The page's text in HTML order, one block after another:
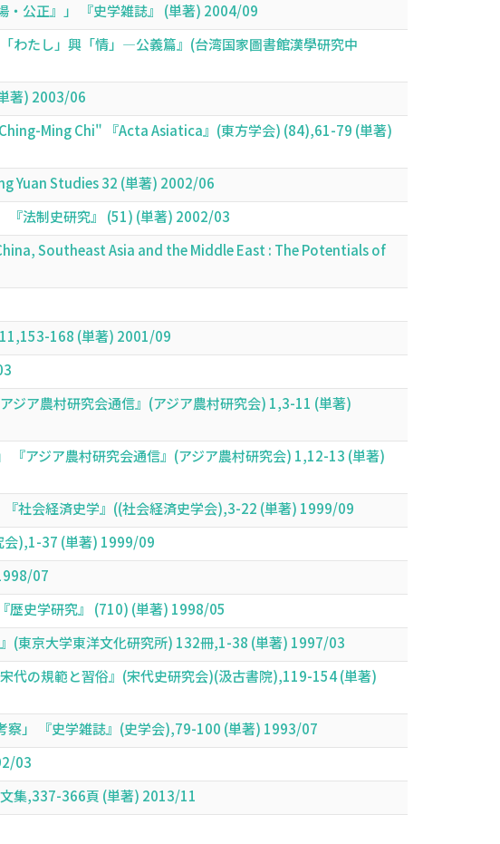
公正』」 『史学雑誌』 (単著) 2004/09
わたし」興「情」―公義篇』(台湾国家圖書館漢學研究中
著) 2003/06
Ming Chi" 『Acta Asiatica』(東方学会) (84),61-79 (単著)
Yuan Studies 32 (単著) 2002/06
『法制史研究』 (51) (単著) 2002/03
Southeast Asia and the Middle East : The Potentials of
11,153-168 (単著) 2001/09
ジア農村研究会通信』(アジア農村研究会) 1,3-11 (単著)
『アジア農村研究会通信』(アジア農村研究会) 1,12-13 (単著)
『社会経済史学』((社会経済史学会),3-22 (単著) 1999/09
会),1-37 (単著) 1999/09
07
歴史学研究』 (710) (単著) 1998/05
(東京大学東洋文化研究所) 132冊,1-38 (単著) 1997/03
代の規範と習俗』(宋代史研究会)(汲古書院),119-154 (単著)
察」 『史学雑誌』(史学会),79-100 (単著) 1993/07
03
文集,337-366頁 (単著) 2013/11